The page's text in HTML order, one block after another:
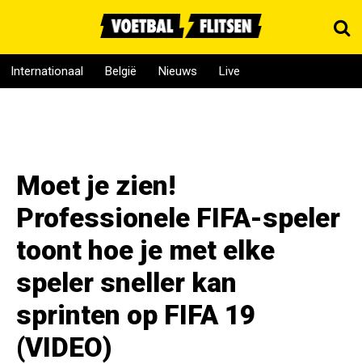
Internationaal België Nieuws Live
Moet je zien!
Professionele FIFA-speler
toont hoe je met elke
speler sneller kan
sprinten op FIFA 19
(VIDEO)